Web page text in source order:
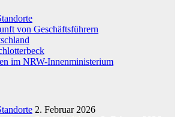
von Geschäftsführern
im NRW-Innenministerium
2. Februar 2026